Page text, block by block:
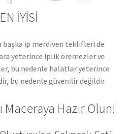
EN İYİSİ
başka ip merdiven teklifleri de
yeterince iplik öremezler ve
bu nedenle halatlar yeterince
bu nedenle güvenilir değildir.
Maceraya Hazır Olun!